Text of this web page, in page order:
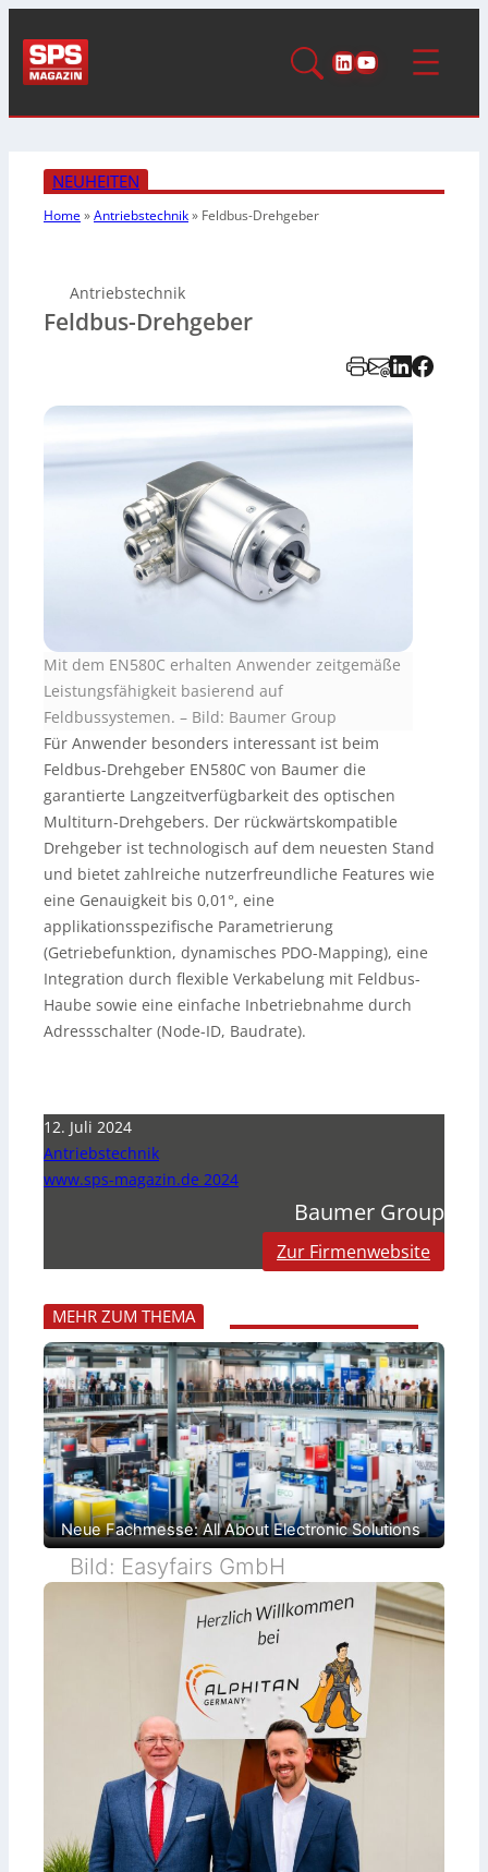
LinkedIn
YouTube
NEUHEITEN
Home»Antriebstechnik» Feldbus-Drehgeber
Antriebstechnik
Feldbus-Drehgeber
Mit dem EN580C erhalten Anwender zeitgemäße
Leistungsfähigkeit basierend auf
Feldbussystemen. – Bild: Baumer Group
Für Anwender besonders interessant ist beim
Feldbus-Drehgeber EN580C von Baumer die
garantierte Langzeitverfügbarkeit des optischen
Multiturn-Drehgebers. Der rückwärtskompatible
Drehgeber ist technologisch auf dem neuesten Stand
und bietet zahlreiche nutzerfreundliche Features wie
eine Genauigkeit bis 0,01°, eine
applikationsspezifische Parametrierung
(Getriebefunktion, dynamisches PDO-Mapping), eine
Integration durch flexible Verkabelung mit Feldbus-
Haube sowie eine einfache Inbetriebnahme durch
Adressschalter (Node-ID, Baudrate).
12. Juli 2024
Antriebstechnik
www.sps-magazin.de 2024
Baumer Group
Zur Firmenwebsite
MEHR ZUM THEMA
Neue Fachmesse: All About Electronic Solutions
Bild: Easyfairs GmbH